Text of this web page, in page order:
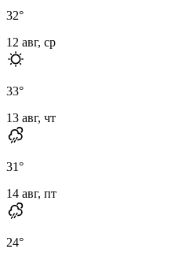
32°
12 авг, ср
33°
13 авг, чт
31°
14 авг, пт
24°